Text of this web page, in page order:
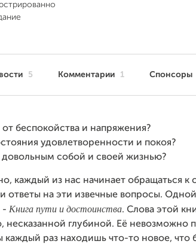
5 Комментарии 1 Спонсоры
от беспокойства и напряжения?
удовлетворенности и покоя?
довольным собой и своей жизнью?
каждый из нас начинает обращаться
ответы на эти извечные вопросы.
- Книга пути и достоинства. Слова этой
несказанной глубиной. Её невозможно
каждый раз находишь что-то новое,